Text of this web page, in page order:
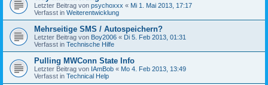
Letzter Beitrag von psychoxxx « Mi 1. Mai 2013, 17:17
Verfasst in Weiterentwicklung
Mehrseitige SMS / Autospeichern?
Letzter Beitrag von Boy2006 « Di 5. Feb 2013, 01:31
Verfasst in Technische Hilfe
Pulling MWConn State Info
Letzter Beitrag von IAmBob « Mo 4. Feb 2013, 13:49
Verfasst in Technical Help